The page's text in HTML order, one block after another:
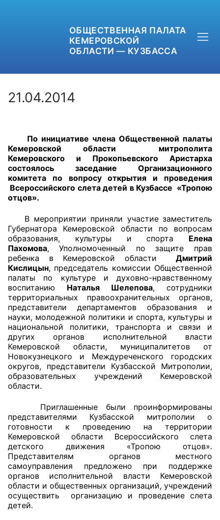
ОБЩЕСТВЕННАЯ ПАЛАТА
КЕМЕРОВСКОЙ
ОБЛАСТИ — КУЗБАССА
OPKO42@BK.RU
ОБРАТНАЯ СВЯЗЬ
Главная
Общественные советы
Общественные советы при территориальных
органах федеральных органов
исполнительной власти
Общественные советы по проведению
независимой оценки качества условий
оказания услуг
О Палате
Комиссии
Экспертный совет ОП КО
Совет ОП КО
Общественный штаб
Члены ОП КО
21.04.2014
По инициативе члена Общественной палаты
Кемеровской области митрополита
Кемеровского и Прокопьевского Аристарха
состоялось заседание Организационного
комитета по вопросу открытия и проведения
Всероссийского слета детей в Кузбассе «Тропою
отцов».
В мероприятии приняли участие заместитель
Губернатора Кемеровской области по вопросам
образования, культуры и спорта Елена
Пахомова,
Уполномоченный по защите прав
ребенка в Кемеровской области Дмитрий
Кислицын, председатель комиссии Общественной
палаты по культуре и духовно-нравственному
воспитанию Наталья Шелепова, сотрудники
территориальных правоохранительных органов,
представители департаментов образования и
науки, молодежной политики и спорта, культуры и
национальной политики, транспорта и связи и
других органов исполнительной власти
Кемеровской области, муниципалитетов от
Новокузнецкого и Междуреченского городских
округов, представители Кузбасской Митрополии,
образовательных учреждений Кемеровской
области.
Приглашенные были проинформированы
представителями Кузбасской митрополии о
готовности к проведению на территории
Кемеровской области Всероссийского слета
детского движения «Тропою отцов».
Представителям органов местного
самоуправления предложено при поддержке
органов исполнительной власти Кемеровской
области и общественных организаций, учреждений
осуществить организацию и проведение слета
детей.